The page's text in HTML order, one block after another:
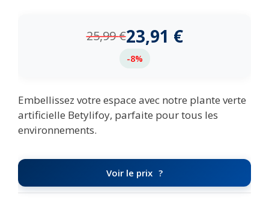
25,99€23,91 €
-8%
Embellissez votre espace avec notre plante verte
artificielle Betylifoy, parfaite pour tous les
environnements.
Voir le prix